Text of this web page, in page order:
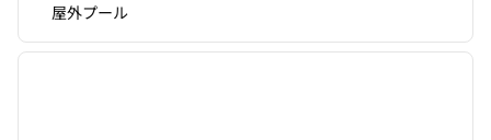
屋外プール
1/12
1/12
前の画像 次の